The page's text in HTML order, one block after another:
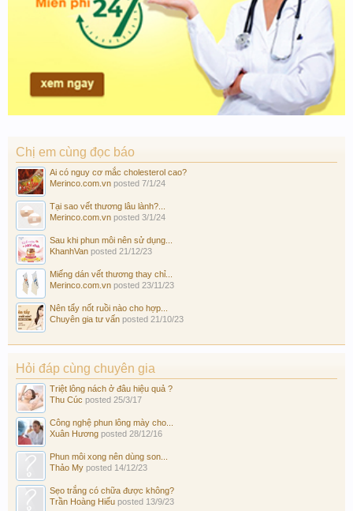
Chị em cùng đọc báo
Ai có nguy cơ mắc cholesterol cao?
Merinco.com.vn posted 7/1/24
Tại sao vết thương lâu lành?...
Merinco.com.vn posted 3/1/24
Sau khi phun môi nên sử dụng...
KhanhVan posted 21/12/23
Miếng dán vết thương thay chỉ...
Merinco.com.vn posted 23/11/23
Nên tẩy nốt ruồi nào cho hợp...
Chuyên gia tư vấn posted 21/10/23
Hỏi đáp cùng chuyên gia
Triệt lông nách ở đâu hiệu quả ?
Thu Cúc posted 25/3/17
Công nghệ phun lông mày cho...
Xuân Hương posted 28/12/16
Phun môi xong nên dùng son...
Thảo My posted 14/12/23
Sẹo trắng có chữa được không?
Trần Hoàng Hiếu posted 13/9/23